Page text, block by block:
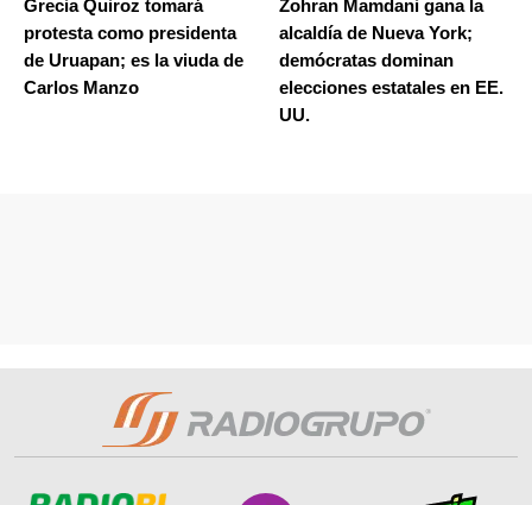
Grecia Quiroz tomará
protesta como presidenta
de Uruapan; es la viuda de
Carlos Manzo
Zohran Mamdani gana la
alcaldía de Nueva York;
demócratas dominan
elecciones estatales en EE.
UU.